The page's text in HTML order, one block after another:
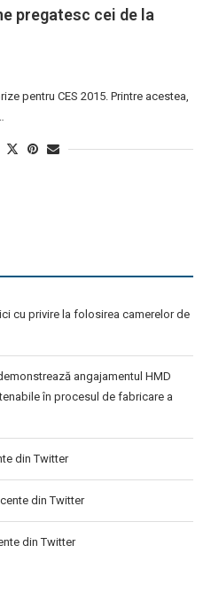
pregatesc cei de la
pentru CES 2015. Printre acestea,
cu privire la folosirea camerelor de
angajamentul HMD
în procesul de fabricare a
din Twitter
din Twitter
din Twitter